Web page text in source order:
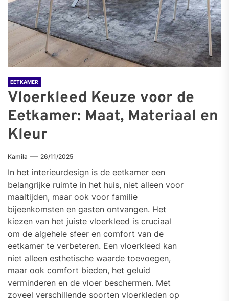
EETKAMER
Vloerkleed Keuze voor de
Eetkamer: Maat, Materiaal en
Kleur
Kamila 26/11/2025
In het interieurdesign is de eetkamer een
belangrijke ruimte in het huis, niet alleen voor
maaltijden, maar ook voor familie
bijeenkomsten en gasten ontvangen. Het
kiezen van het juiste vloerkleed is cruciaal
om de algehele sfeer en comfort van de
eetkamer te verbeteren. Een vloerkleed kan
niet alleen esthetische waarde toevoegen,
maar ook comfort bieden, het geluid
verminderen en de vloer beschermen. Met
zoveel verschillende soorten vloerkleden op